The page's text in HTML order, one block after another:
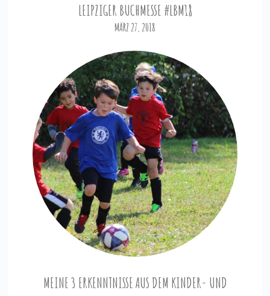
LEIPZIGER BUCHMESSE #LBM18
MÄRZ 27, 2018
MEINE 3 ERKENNTNISSE AUS DEM KINDER- UND